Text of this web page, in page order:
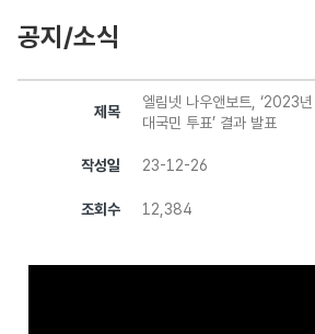
공지/소식
제목
엘림넷 나우앤보트, ‘2023
대국민 투표’ 결과 발표
작성일 23-12-26
조회수 12,384